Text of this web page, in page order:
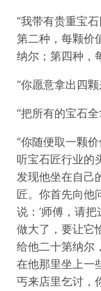
“我带有贵重宝
第二种，每颗价
纳尔；第四种，
“你愿意拿出四颗
“把所有的宝石
“你随便取一颗
听宝石匠行业的
发现他坐在自己
匠。你首先向他
说：‘师傅，请
做大了，要让它
给他二十第纳尔
在他那里坐上一
丐来店里乞讨，